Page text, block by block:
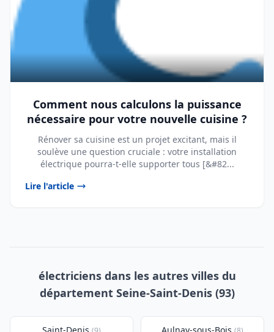
Comment nous calculons la puissance
nécessaire pour votre nouvelle cuisine ?
Rénover sa cuisine est un projet excitant, mais il
soulève une question cruciale : votre installation
électrique pourra-t-elle supporter tous [&#82...
Lire l'article
électriciens dans les autres villes du
département Seine-Saint-Denis (93)